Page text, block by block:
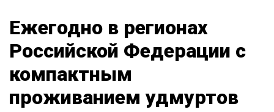
Ежегодно в регионах
Российской Федерации с
компактным
проживанием удмуртов